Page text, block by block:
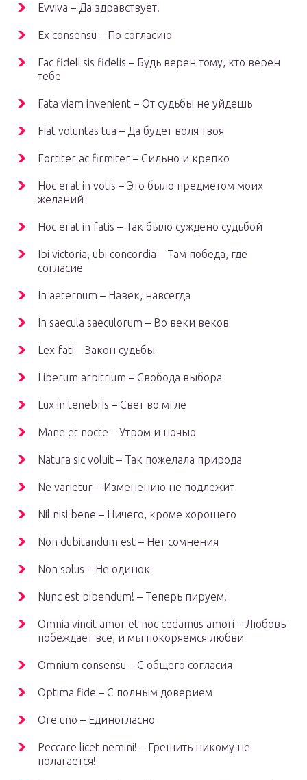
Evviva – Да здравствует!
Ex consensu – По согласию
Fac fideli sis fidelis – Будь верен тому, кто верен
тебе
Fata viam invenient – От судьбы не уйдешь
Fiat voluntas tua – Да будет воля твоя
Fortiter ac firmiter – Сильно и крепко
Hoc erat in votis – Это было предметом моих
желаний
Hoc erat in fatis – Так было суждено судьбой
Ibi victoria, ubi concordia – Там победа, где
согласие
In aeternum – Навек, навсегда
In saecula saeculorum – Во веки веков
Lex fati – Закон судьбы
Liberum arbitrium – Свобода выбора
Lux in tenebris – Свет во мгле
Mane et nocte – Утром и ночью
Natura sic voluit – Так пожелала природа
Ne varietur – Изменению не подлежит
Nil nisi bene – Ничего, кроме хорошего
Non dubitandum est – Нет сомнения
Non solus – Не одинок
Nunc est bibendum! – Теперь пируем!
Omnia vincit amor et noc cedamus amori – Любовь
побеждает все, и мы покоряемся любви
Omnium consensu – С общего согласия
Optima fide – С полным доверием
Orе uno – Единогласно
Peccare licet nemini! – Грешить никому не
полагается!